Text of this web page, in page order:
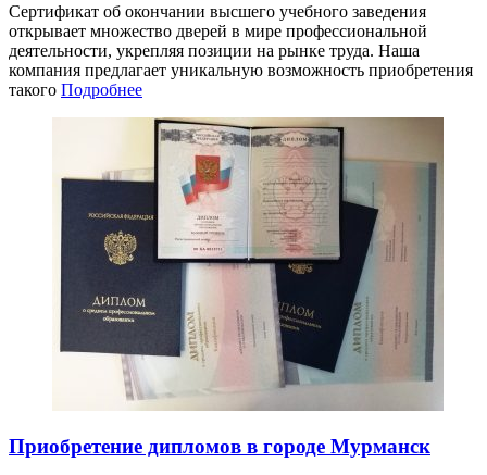
Сертификат об окончании высшего учебного заведения
открывает множество дверей в мире профессиональной
деятельности, укрепляя позиции на рынке труда. Наша
компания предлагает уникальную возможность приобретения
такого Подробнее
Приобретение дипломов в городе Мурманск